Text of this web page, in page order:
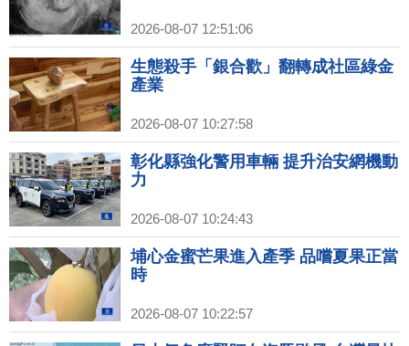
2026-08-07 12:51:06
生態殺手「銀合歡」翻轉成社區綠金
產業
2026-08-07 10:27:58
彰化縣強化警用車輛 提升治安網機動
力
2026-08-07 10:24:43
埔心金蜜芒果進入產季 品嚐夏果正當
時
2026-08-07 10:22:57